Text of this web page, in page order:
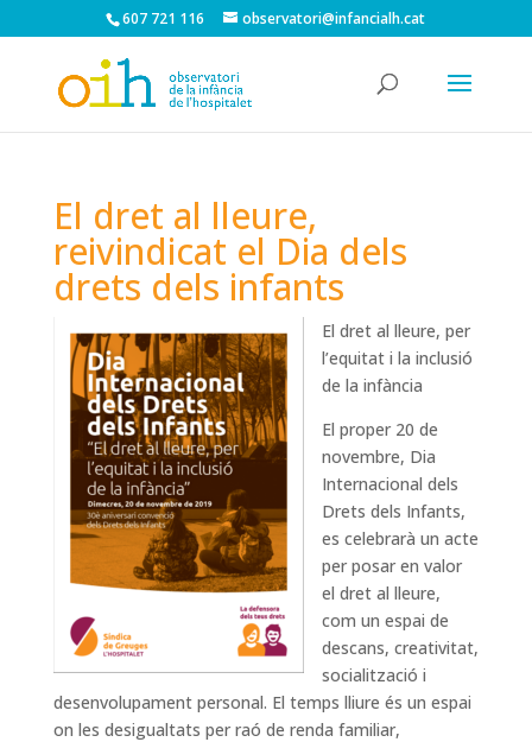
607 721 116 observatori@infancialh.cat
El dret al lleure,
reivindicat el Dia dels
drets dels infants
El dret al lleure, per
l’equitat i la inclusió
de la infància
El proper 20 de
novembre, Dia
Internacional dels
Drets dels Infants,
es celebrarà un acte
per posar en valor
el dret al lleure,
com un espai de
descans, creativitat,
socialització i
desenvolupament personal. El temps lliure és un espai
on les desigualtats per raó de renda familiar,